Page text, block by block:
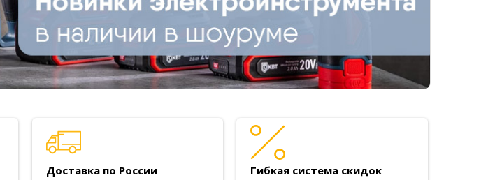
Доставка по России Гибкая система скидок